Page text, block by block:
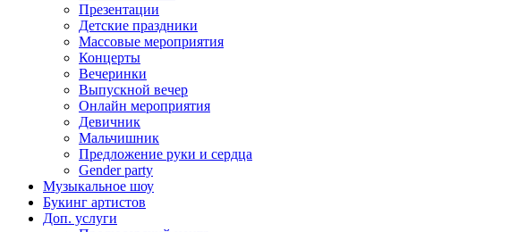
Презентации
Детские праздники
Массовые мероприятия
Концерты
Вечеринки
Выпускной вечер
Онлайн мероприятия
Девичник
Мальчишник
Предложение руки и сердца
Gender party
Музыкальное шоу
Букинг артистов
Доп. услуги